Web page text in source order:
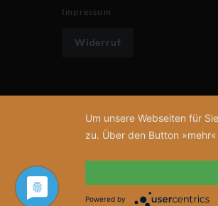
Impressum
Widerruf
Um unsere Webseiten für
zu. Über den Button
Powered by